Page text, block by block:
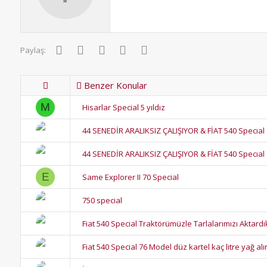
Paylaş: Facebook
Twitter PinterestWhatsApp
Benzer Konular
M Hisarlar Special 5 yıldız
44 SENEDİR ARALIKSIZ ÇALIŞIYOR & FİAT 540 Specıal
44 SENEDİR ARALIKSIZ ÇALIŞIYOR & FİAT 540 Specıal
E Same Explorer II 70 Special
750 special
Fiat 540 Special Traktörümüzle Tarlalarımızı
Fiat 540 Special 76 Model düz kartel kaç litre yağ